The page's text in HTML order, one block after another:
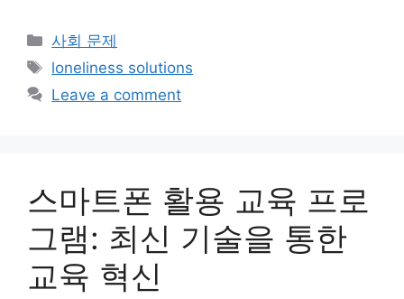
Categories
사회 문제
Tags
loneliness solutions
Leave a comment
스마트폰 활용 교육 프로
그램: 최신 기술을 통한
교육 혁신